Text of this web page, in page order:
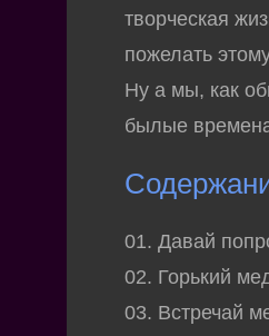
творческая
пожелать
Ну а мы, как
былые
01. Давай
02. Горький
03. Встречай